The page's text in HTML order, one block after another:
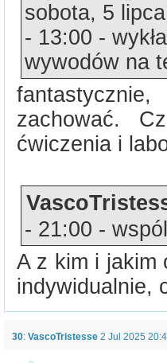
sobota, 5
- 13:00 -
wywodów na
zachować.
ćwiczenia i
- 21:00 -
A z kim i jakim
indywidualnie,
30: VascoTristesse 2 Jul 2025